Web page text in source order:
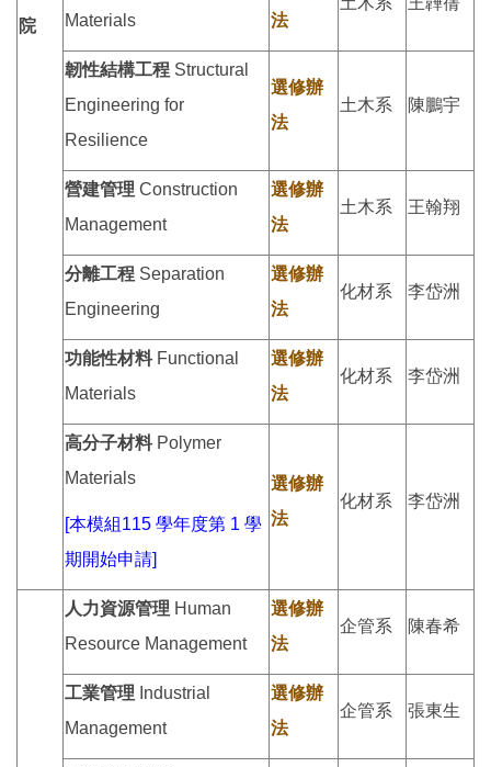
院
Materials
法
韌性結構工程 Structural
Engineering for
Resilience
選修辦
法
土木系 陳鵬宇
營建管理 Construction
Management
選修辦
法
土木系 王翰翔
分離工程 Separation
Engineering
選修辦
法
化材系 李岱洲
功能性材料 Functional
Materials
選修辦
法
化材系 李岱洲
高分子材料 Polymer
Materials
[本模組115 學年度第 1 學
期開始申請]
選修辦
法
化材系 李岱洲
人力資源管理 Human
Resource Management
選修辦
法
企管系 陳春希
工業管理 Industrial
Management
選修辦
法
企管系 張東生